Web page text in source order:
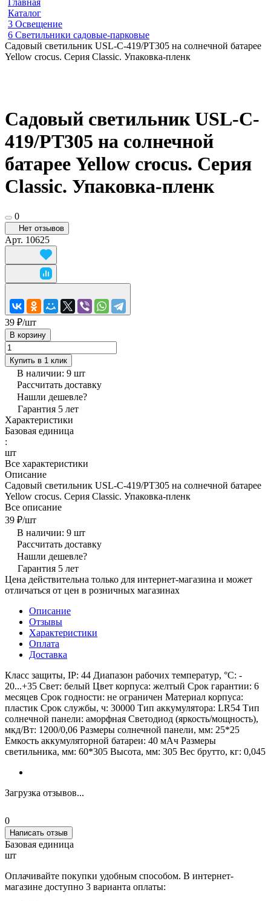
Главная
Каталог
3 Освещение
6 Светильники садовые-парковые
Cадовый светильник USL-C-419/PT305 на солнечной батарее
Yellow crocus. Серия Classic. Упаковка-пленк
Cадовый светильник USL-C-
419/PT305 на солнечной
батарее Yellow crocus. Серия
Classic. Упаковка-пленк
0
Нет отзывов
Арт. 10625
39 ₽/шт
В корзину
Купить в 1 клик
В наличии: 9 шт
Рассчитать доставку
Нашли дешевле?
Гарантия 5 лет
Характеристики
Базовая единица
:
шт
Все характеристики
Описание
Cадовый светильник USL-C-419/PT305 на солнечной батарее
Yellow crocus. Серия Classic. Упаковка-пленк
Все описание
39 ₽/шт
В наличии: 9 шт
Рассчитать доставку
Нашли дешевле?
Гарантия 5 лет
Цена действительна только для интернет-магазина и может
отличаться от цен в розничных магазинах
Описание
Отзывы
Характеристики
Оплата
Доставка
Класс защиты, IP: 44 Диапазон рабочих температур, °С: -
20...+35 Свет: белый Цвет корпуса: желтый Срок гарантии: 6
месяцев Срок годности: не ограничен Материал корпуса:
пластик Срок службы, ч: 30000 Тип аккумулятора: LR54 Тип
солнечной панели: аморфная Светодиод (яркость/мощность),
мкд/Вт: 1200/0,06 Размеры солнечной панели, мм: 25*25
Емкость аккумуляторной батареи: 40 мАч Размеры
светильника, мм: 60*305 Высота, мм: 305 Вес брутто, кг: 0,045
Загрузка отзывов...
0
Написать отзыв
Базовая единица
шт
Оплачивайте покупки удобным способом. В интернет-
магазине доступно 3 варианта оплаты: